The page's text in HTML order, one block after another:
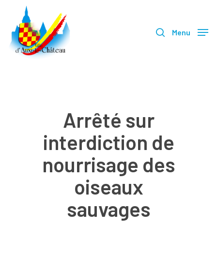
main
Menu
Arrêté sur
interdiction de
nourrisage des
oiseaux
sauvages